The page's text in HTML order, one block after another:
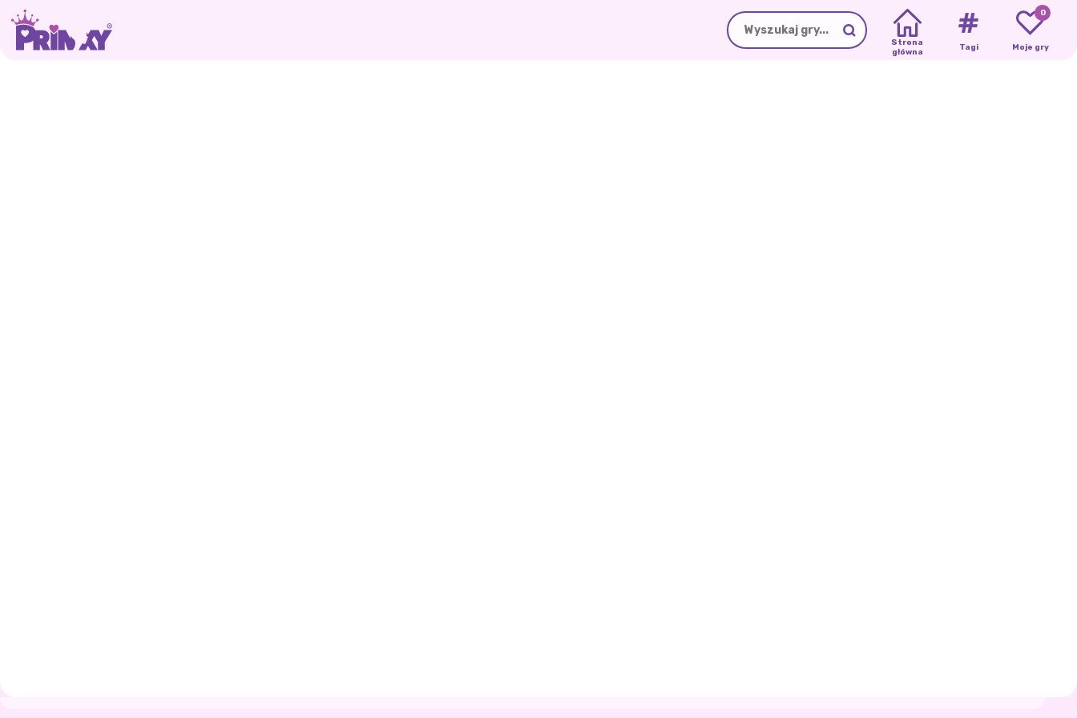
Strona
główna
Tagi
0
Moje gry